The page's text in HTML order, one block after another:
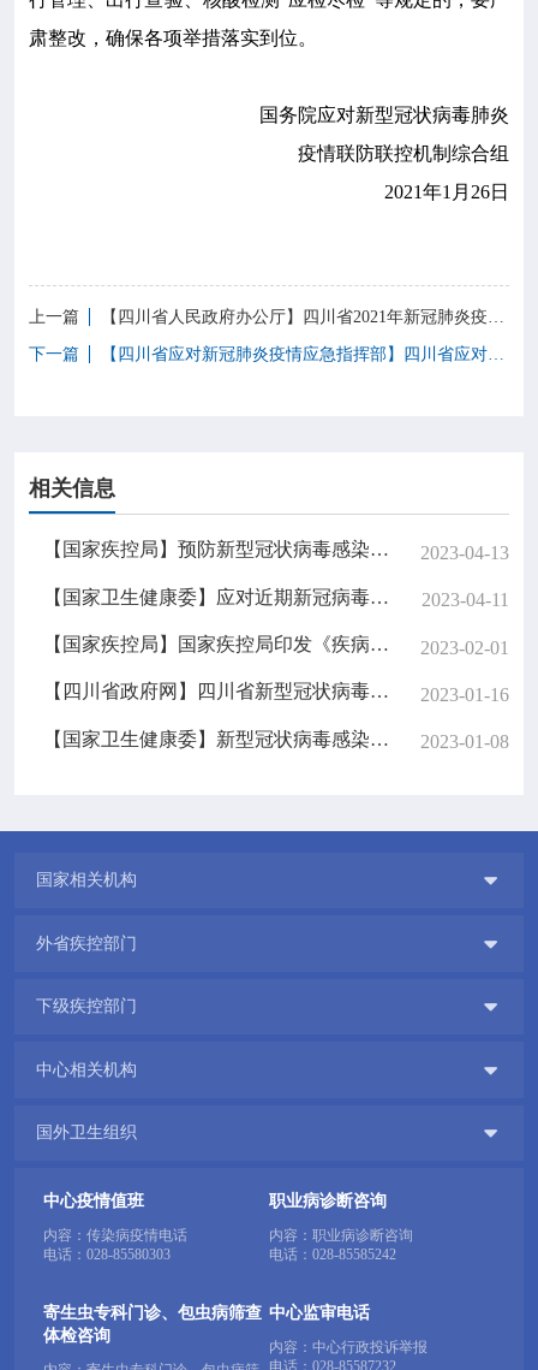
肃整改，确保各项举措落实到位。
国务院应对新型冠状病毒肺炎
疫情联防联控机制综合组
2021年1月26日
上一篇
下一篇
【四川省应对新冠肺炎疫情应急指挥部】四川省应对新型冠状病毒肺炎疫情应急指挥部关于推行冷库库长责任制的通知
相关信息
【国家疾控局】预防新型冠状病毒感染公众佩戴口罩指引（2023年4月版） 2023-04-13
【国家卫生健康委】应对近期新冠病毒感染疫情疫苗接种工作方案 2023-04-11
【国家疾控局】国家疾控局印发《疾病预防控制标准管理办法》 2023-02-01
【四川省政府网】四川省新型冠状病毒感染“乙类乙管”工作指南（第七版） 2023-01-16
【国家卫生健康委】新型冠状病毒感染防控方案（第十版） 2023-01-08
国家相关机构 
外省疾控部门 
下级疾控部门 
中心相关机构 
国外卫生组织 
中心疫情值班
内容：传染病疫情电话
电话： 028-85580303
职业病诊断咨询
内容：职业病诊断咨询
电话： 028-85585242
寄生虫专科门诊、包虫病筛查
体检咨询
中心监审电话
内容：中心行政投诉举报
电话： 028-85587232